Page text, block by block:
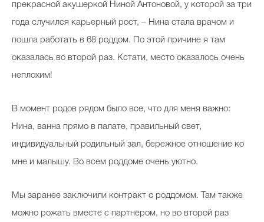
прекрасной акушеркой Ниной Антоновой, у которой за три
года случился карьерный рост, – Нина стала врачом и
пошла работать в 68 роддом. По этой причине я там
оказалась во второй раз. Кстати, место оказалось очень
неплохим!
В момент родов рядом было все, что для меня важно:
Нина, ванна прямо в палате, правильный свет,
индивидуальный родильный зал, бережное отношение ко
мне и малышу. Во всем роддоме очень уютно.
Мы заранее заключили контракт с роддомом. Там также
можно рожать вместе с партнером, но во второй раз